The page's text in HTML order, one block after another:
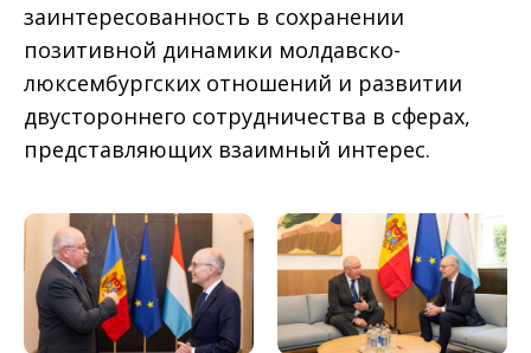
заинтересованность в сохранении
позитивной динамики молдавско-
люксембургских отношений и развитии
двустороннего сотрудничества в сферах,
представляющих взаимный интерес.